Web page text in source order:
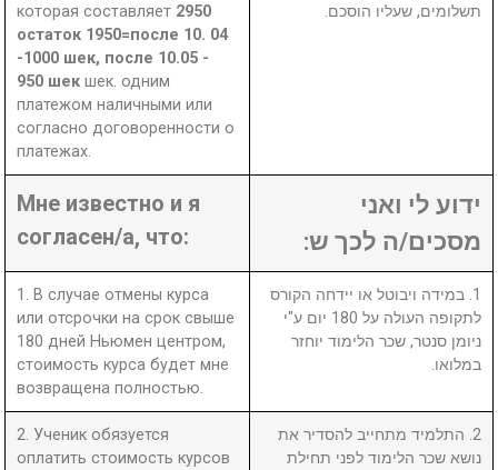
которая составляет 2950
остаток 1950=после 10. 04
-1000 шек, после 10.05 -
950 шекшек. одним
платежом наличными или
согласно договоренности о
платежах.
תשלומים, שעליו הוסכם.
Мне известно и я
согласен/а, что:
ידוע לי ואני
מסכים/ה לכך ש:
1. В случае отмены курса
или отсрочки на срок свыше
180 дней Ньюмен центром,
стоимость курса будет мне
возвращена полностью.
1. במידה ויבוטל או יידחה הקורס
לתקופה העולה על 180 יום ע"י
ניומן סנטר, שכר הלימוד יוחזר
במלואו.
2. Ученик обязуется
оплатить стоимость курсов
2. התלמיד מתחייב להסדיר את
נושא שכר הלימוד לפני תחילת